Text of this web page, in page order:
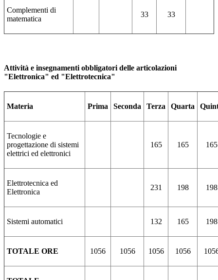
Complementi di
matematica
33 33
Attività e insegnamenti obbligatori delle articolazioni
"Elettronica" ed "Elettrotecnica"
Materia Prima Seconda Terza Quarta
Tecnologie e
progettazione di sistemi
elettrici ed elettronici
165 165 165
Elettrotecnica ed
Elettronica
231 198 198
Sistemi automatici 132 165 198
TOTALE ORE 1056 1056 1056 1056